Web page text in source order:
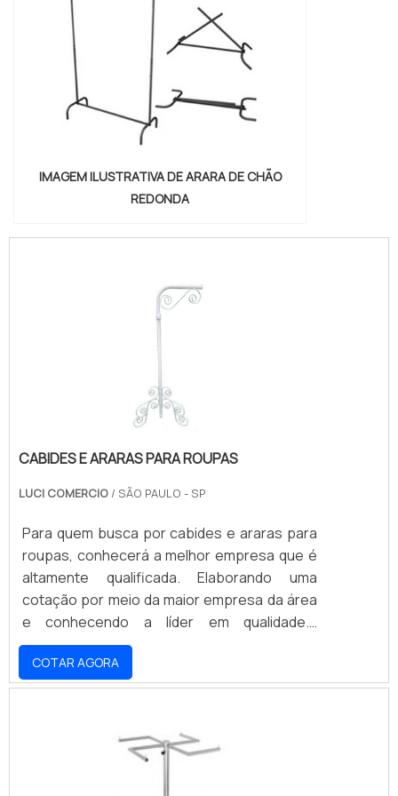
IMAGEM ILUSTRATIVA DE ARARA DE CHÃO
REDONDA
CABIDES E ARARAS PARA ROUPAS
LUCI COMERCIO / SÃO PAULO - SP
Para quem busca por cabides e araras para
roupas, conhecerá a melhor empresa que é
altamente qualificada. Elaborando uma
cotação por meio da maior empresa da área
e conhecendo a líder em qualidade.É
importante lembrar que o serviço deve ser
prestado por empresas especializadas.
Esse tipo de cuidado ajuda a garantir a
evitar prejuízos com imprevistos e
execuções mal elaboradas. Assim, é possível
COTAR AGORA